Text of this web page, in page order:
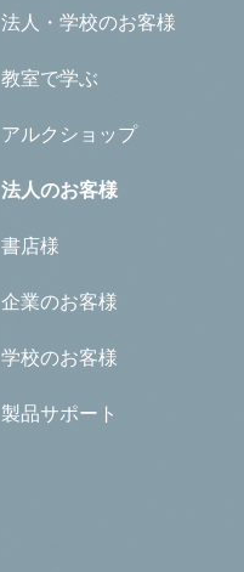
法人・学校のお客様
教室で学ぶ
アルクショップ
法人のお客様
書店様
企業のお客様
学校のお客様
製品サポート